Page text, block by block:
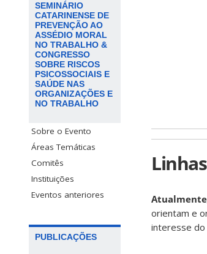
SEMINÁRIO
CATARINENSE DE
PREVENÇÃO AO
ASSÉDIO MORAL
NO TRABALHO &
CONGRESSO
SOBRE RISCOS
PSICOSSOCIAIS E
SAÚDE NAS
ORGANIZAÇÕES E
NO TRABALHO
Sobre o Evento
Áreas Temáticas
Comitês
Instituições
Eventos anteriores
PUBLICAÇÕES
orientam e
interesse do